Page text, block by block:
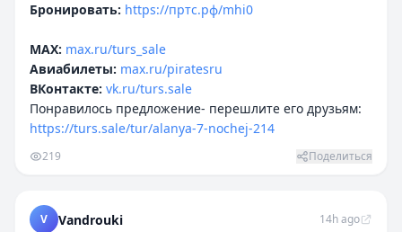
Бронировать: https://пртс.рф/mhi0
MAX: max.ru/turs_sale
Авиабилеты: max.ru/piratesru
ВКонтакте: vk.ru/turs.sale
Понравилось предложение- перешлите его друзьям:
https://turs.sale/tur/alanya-7-nochej-214
219 Поделиться
V Vandrouki 14h ago